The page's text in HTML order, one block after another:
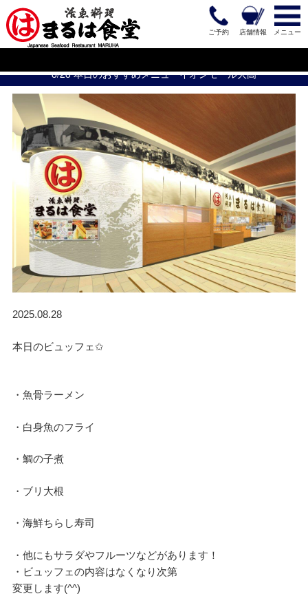
メニュー
店舗情報
ご予約
8/28 本日のおすすめメニューイオンモール大高
2025.08.28
本日のビュッフェ✩
・魚骨ラーメン
・白身魚のフライ
・鯛の子煮
・ブリ大根
・海鮮ちらし寿司
・他にもサラダやフルーツなどがあります！
・ビュッフェの内容はなくなり次第
変更します(^^)